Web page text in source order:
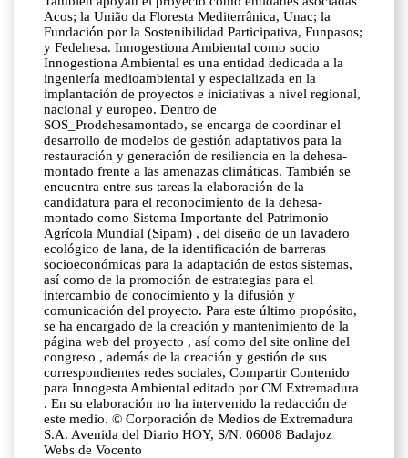
Acos; la União da Floresta Mediterrânica, Unac; la
Fundación por la Sostenibilidad Participativa, Funpasos;
y Fedehesa. Innogestiona Ambiental como socio
Innogestiona Ambiental es una entidad dedicada a la
ingeniería medioambiental y especializada en la
implantación de proyectos e iniciativas a nivel regional,
nacional y europeo. Dentro de
SOS_Prodehesamontado, se encarga de coordinar el
desarrollo de modelos de gestión adaptativos para la
restauración y generación de resiliencia en la dehesa-
montado frente a las amenazas climáticas. También se
encuentra entre sus tareas la elaboración de la
candidatura para el reconocimiento de la dehesa-
montado como Sistema Importante del Patrimonio
Agrícola Mundial (Sipam) , del diseño de un lavadero
ecológico de lana, de la identificación de barreras
socioeconómicas para la adaptación de estos sistemas,
así como de la promoción de estrategias para el
intercambio de conocimiento y la difusión y
comunicación del proyecto. Para este último propósito,
se ha encargado de la creación y mantenimiento de la
página web del proyecto , así como del site online del
congreso , además de la creación y gestión de sus
correspondientes redes sociales, Compartir Contenido
para Innogesta Ambiental editado por CM Extremadura
. En su elaboración no ha intervenido la redacción de
este medio. © Corporación de Medios de Extremadura
S.A. Avenida del Diario HOY, S/N. 06008 Badajoz
Webs de Vocento